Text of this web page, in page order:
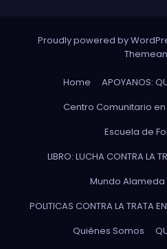
Proudly powered by
Home
APOYANOS:
Centro Comunitario en
Escuela de
LIBRO: LUCHA CONTRA LA
Mundo Alameda
POLITICAS CONTRA LA TRATA
Quiénes Somos